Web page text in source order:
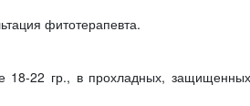
фитотерапевта.
18-22 гр., в прохладных,